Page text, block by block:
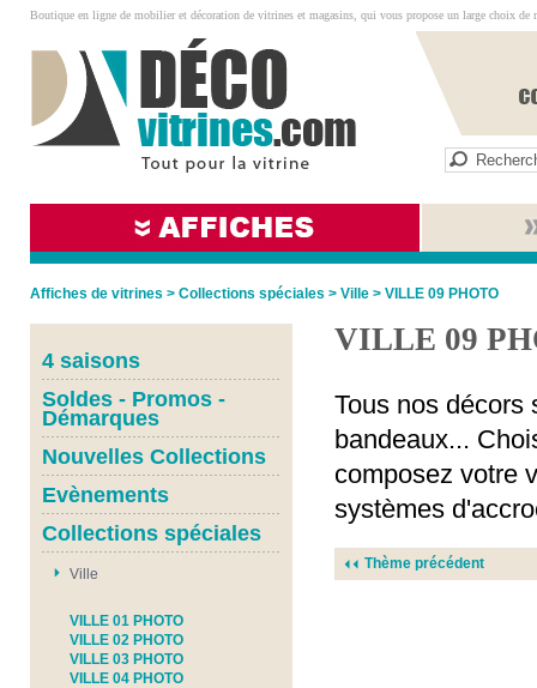
Boutique en ligne de mobilier et décoration de vitrines et magasins, qui vous propose un large choix de
Affiches de vitrines > Collections spéciales > Ville > VILLE 09 PHOTO
4 saisons
Soldes - Promos -
Démarques
Nouvelles Collections
Evènements
Collections spéciales
Ville
VILLE 01 PHOTO
VILLE 02 PHOTO
VILLE 03 PHOTO
VILLE 04 PHOTO
VILLE 09
Tous nos décors
bandeaux...
composez votre
systèmes
Thème précédent